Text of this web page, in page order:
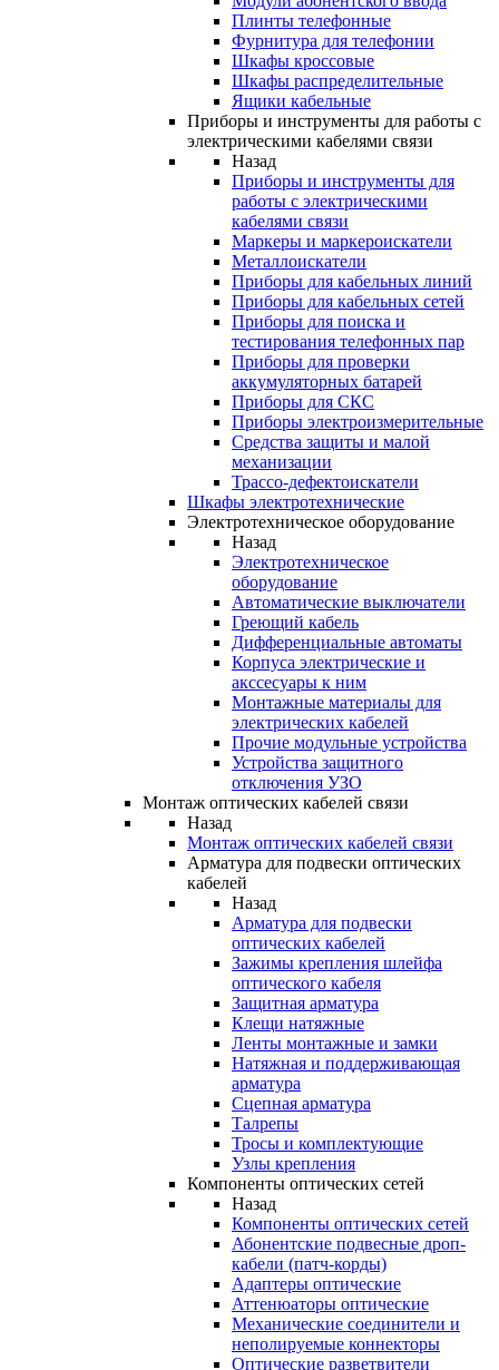
Плинты телефонные
Фурнитура для телефонии
Шкафы кроссовые
Шкафы распределительные
Ящики кабельные
Приборы и инструменты для работы с
электрическими кабелями связи
Назад
Приборы и инструменты для
работы с электрическими
кабелями связи
Маркеры и маркероискатели
Металлоискатели
Приборы для кабельных линий
Приборы для кабельных сетей
Приборы для поиска и
тестирования телефонных пар
Приборы для проверки
аккумуляторных батарей
Приборы для СКС
Приборы электроизмерительные
Средства защиты и малой
механизации
Трассо-дефектоискатели
Шкафы электротехнические
Электротехническое оборудование
Назад
Электротехническое
оборудование
Автоматические выключатели
Греющий кабель
Дифференциальные автоматы
Корпуса электрические и
акссесуары к ним
Монтажные материалы для
электрических кабелей
Прочие модульные устройства
Устройства защитного
отключения УЗО
Монтаж оптических кабелей связи
Назад
Монтаж оптических кабелей связи
Арматура для подвески оптических
кабелей
Назад
Арматура для подвески
оптических кабелей
Зажимы крепления шлейфа
оптического кабеля
Защитная арматура
Клещи натяжные
Ленты монтажные и замки
Натяжная и поддерживающая
арматура
Сцепная арматура
Талрепы
Тросы и комплектующие
Узлы крепления
Компоненты оптических сетей
Назад
Компоненты оптических сетей
Абонентские подвесные дроп-
кабели (патч-корды)
Адаптеры оптические
Аттенюаторы оптические
Механические соединители и
неполируемые коннекторы
Оптические разветвители